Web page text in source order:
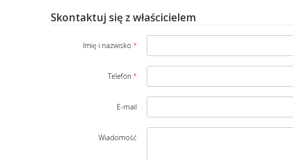
Skontaktuj się z właścicielem
Imię i nazwisko
Telefon
E-mail
Wiadomość